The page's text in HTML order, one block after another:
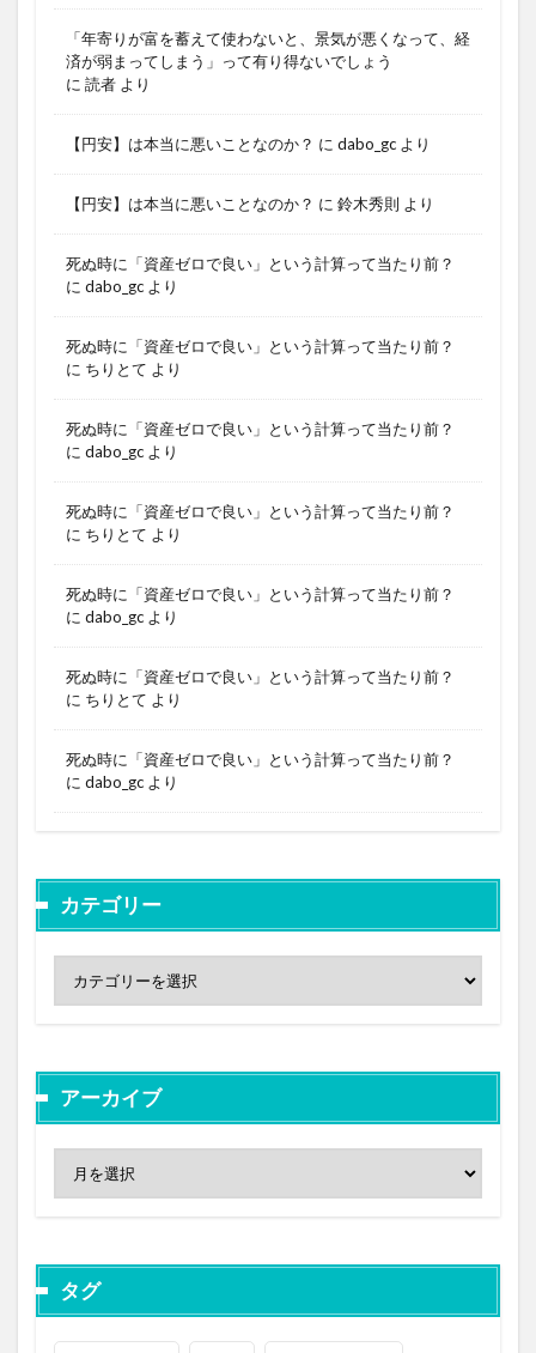
「年寄りが富を蓄えて使わないと、景気が悪くなって、経
済が弱まってしまう」って有り得ないでしょう
に 読者 より
【円安】は本当に悪いことなのか？ に dabo_gc より
【円安】は本当に悪いことなのか？ に 鈴木秀則 より
死ぬ時に「資産ゼロで良い」という計算って当たり前？
に dabo_gc より
死ぬ時に「資産ゼロで良い」という計算って当たり前？
に ちりとて より
死ぬ時に「資産ゼロで良い」という計算って当たり前？
に dabo_gc より
死ぬ時に「資産ゼロで良い」という計算って当たり前？
に ちりとて より
死ぬ時に「資産ゼロで良い」という計算って当たり前？
に dabo_gc より
死ぬ時に「資産ゼロで良い」という計算って当たり前？
に ちりとて より
死ぬ時に「資産ゼロで良い」という計算って当たり前？
に dabo_gc より
カテゴリー
アーカイブ
タグ